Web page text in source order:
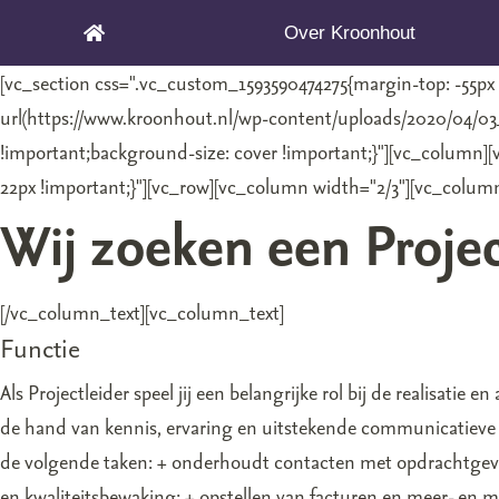
Over Kroonhout
[vc_section css=".vc_custom_1593590474275{margin-top: -
url(https://www.kroonhout.nl/wp-content/uploads/2020/04/
!important;background-size: cover
22px !important;}"][vc_row][vc_column width="2/
Wij zoeken een
[/vc_column_text][vc_column_text]
Functie
Als Projectleider speel jij een belangrijke rol bij de realisatie
de hand van kennis, ervaring en uitstekende
de volgende taken: + onderhoudt contacten met